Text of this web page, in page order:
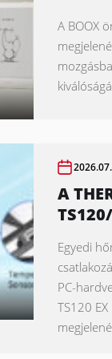
A BOOX
A
Egyedi
PC-
TS120